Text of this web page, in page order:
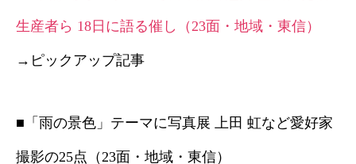
生産者ら 18日に語る催し（23面・地域・東信）
→ピックアップ記事
■「雨の景色」テーマに写真展 上田 虹など愛好家
撮影の25点（23面・地域・東信）